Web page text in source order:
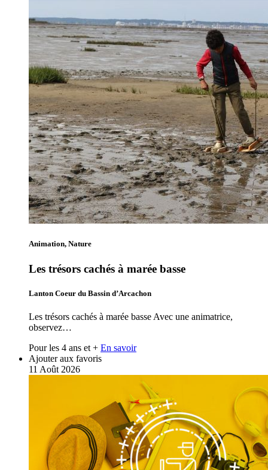
Animation, Nature
Les trésors cachés à marée basse
Lanton Coeur du Bassin d’Arcachon
Les trésors cachés à marée basse Avec une animatrice,
observez…
Pour les 4 ans et + En savoir
Ajouter aux favoris
11 Août 2026